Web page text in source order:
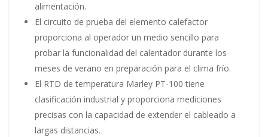
alimentación.
El circuito de prueba del elemento calefactor
proporciona al operador un medio sencillo para
probar la funcionalidad del calentador durante los
meses de verano en preparación para el clima frío.
El RTD de temperatura Marley PT-100 tiene
clasificación industrial y proporciona mediciones
precisas con la capacidad de extender el cableado a
largas distancias.